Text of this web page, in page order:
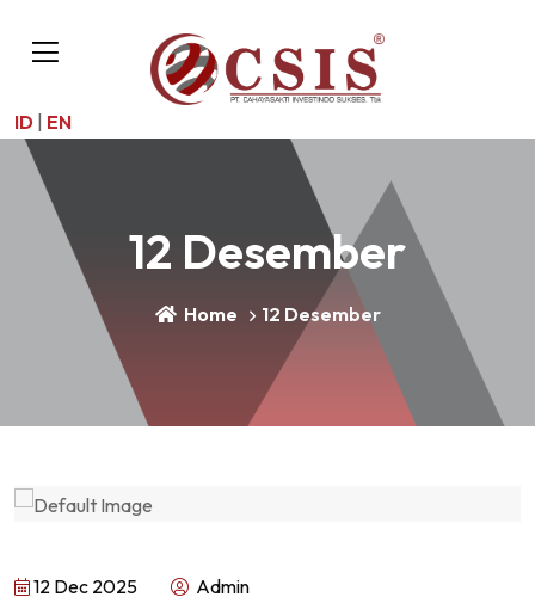
ID EN
12 Desember
Home 12 Desember
12 Dec 2025 Admin